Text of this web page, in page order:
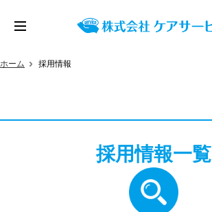
ホーム 採用情報
採用情報一覧